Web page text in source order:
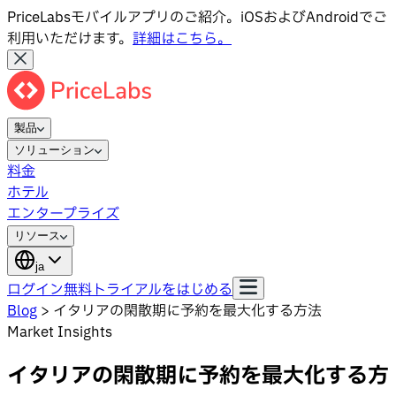
PriceLabsモバイルアプリのご紹介。iOSおよびAndroidでご
利用いただけます。 詳細はこちら。
製品
ソリューション
料金
ホテル
エンタープライズ
リソース
ja
ログイン無料トライアルをはじめる
Blog > イタリアの閑散期に予約を最大化する方法
Market Insights
イタリアの閑散期に予約を最大化する方